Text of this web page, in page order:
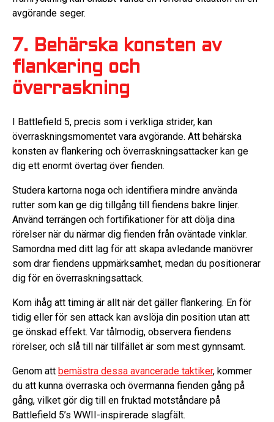
avgörande seger.
7. Behärska konsten av
flankering och
överraskning
I Battlefield 5, precis som i verkliga strider, kan
överraskningsmomentet vara avgörande. Att behärska
konsten av flankering och överraskningsattacker kan ge
dig ett enormt övertag över fienden.
Studera kartorna noga och identifiera mindre använda
rutter som kan ge dig tillgång till fiendens bakre linjer.
Använd terrängen och fortifikationer för att dölja dina
rörelser när du närmar dig fienden från oväntade vinklar.
Samordna med ditt lag för att skapa avledande manövrer
som drar fiendens uppmärksamhet, medan du positionerar
dig för en överraskningsattack.
Kom ihåg att timing är allt när det gäller flankering. En för
tidig eller för sen attack kan avslöja din position utan att
ge önskad effekt. Var tålmodig, observera fiendens
rörelser, och slå till när tillfället är som mest gynnsamt.
Genom att bemästra dessa avancerade taktiker, kommer
du att kunna överraska och övermanna fienden gång på
gång, vilket gör dig till en fruktad motståndare på
Battlefield 5’s WWII-inspirerade slagfält.